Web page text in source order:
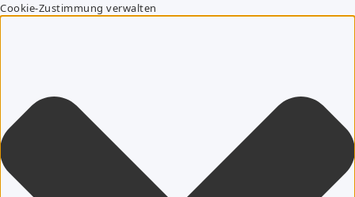
Cookie-Zustimmung verwalten